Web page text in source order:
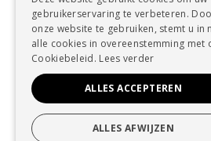
gebruikerservaring te verbeteren.
onze website te gebruiken, stemt u in
alle cookies in overeenstemming met
Cookiebeleid. Lees verder
ALLES ACCEPTEREN
ALLES AFWIJZEN